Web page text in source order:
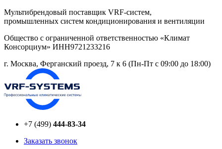
Перейти
к
Мультибрендовый поставщик VRF-cистем,
промышленных систем кондиционирования и вентиляции
Общество с ограниченной ответственностью «Климат
Консорциум» ИНН9721233216
г. Москва, Ферганский проезд, 7 к 6 (Пн-Пт с 09:00 до 18:00)
+7 (499) 444-83-34
Заказать звонок